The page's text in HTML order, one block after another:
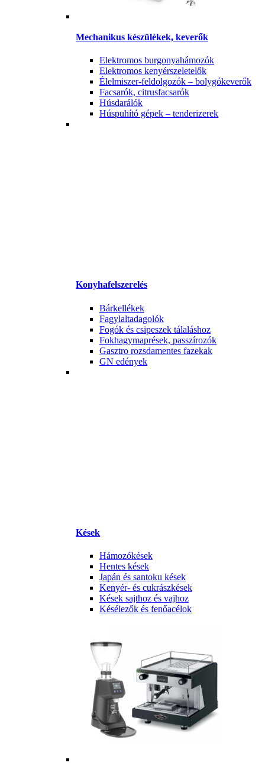
Mechanikus készülékek, keverők
Elektromos burgonyahámozók
Elektromos kenyérszeletelők
Élelmiszer-feldolgozók – bolygókeverők
Facsarók, citrusfacsarók
Húsdarálók
Húspuhító gépek – tenderizerek
Konyhafelszerelés
Bárkellékek
Fagylaltadagolók
Fogók és csipeszek tálaláshoz
Fokhagymaprések, passzírozók
Gasztro rozsdamentes fazekak
GN edények
Kések
Hámozókések
Hentes kések
Japán és santoku kések
Kenyér- és cukrászkések
Kések sajthoz és vajhoz
Késélezők és fenőacélok